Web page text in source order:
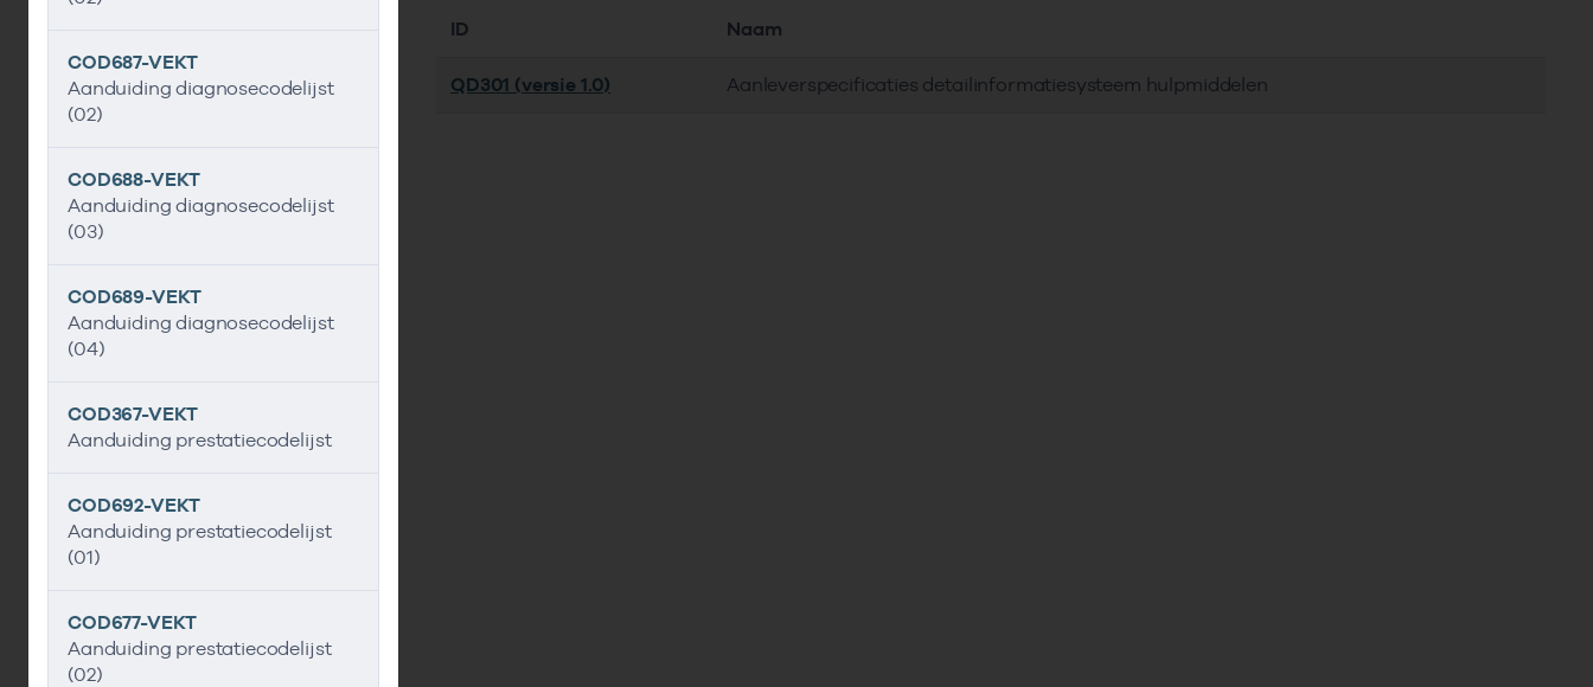
COD687-VEKT
Aanduiding diagnosecodelijst
(02)
COD688-VEKT
Aanduiding diagnosecodelijst
(03)
COD689-VEKT
Aanduiding diagnosecodelijst
(04)
COD367-VEKT
Aanduiding prestatiecodelijst
COD692-VEKT
Aanduiding prestatiecodelijst
(01)
COD677-VEKT
Aanduiding prestatiecodelijst
(02)
ID Naam
QD301 (versie 1.0) Aanleverspecificaties detailinformatiesysteem hulpmiddelen